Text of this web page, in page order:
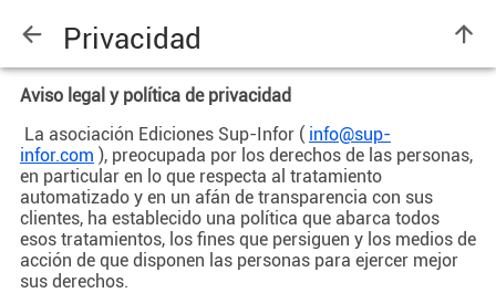
Privacidad
Aviso legal y política de privacidad
La asociación Ediciones Sup-Infor ( info@sup-
infor.com ), preocupada por los derechos de las personas,
en particular en lo que respecta al tratamiento
automatizado y en un afán de transparencia con sus
clientes, ha establecido una política que abarca todos
esos tratamientos, los fines que persiguen y los medios de
acción de que disponen las personas para ejercer mejor
sus derechos.